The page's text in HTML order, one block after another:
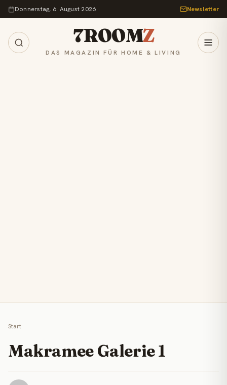
Zum Inhalt springen
Donnerstag, 6. August 2026 Newsletter
7ROOMZ
DAS MAGAZIN FÜR HOME & LIVING
Start
Makramee Galerie 1